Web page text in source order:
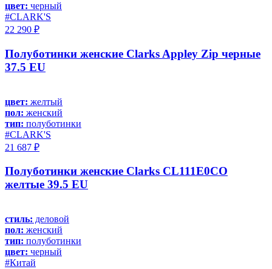
цвет: черный
#CLARK'S
22 290 ₽
Полуботинки женские Clarks Appley Zip черные
37.5 EU
цвет: желтый
пол: женский
тип: полуботинки
#CLARK'S
21 687 ₽
Полуботинки женские Clarks CL111E0CO
желтые 39.5 EU
стиль: деловой
пол: женский
тип: полуботинки
цвет: черный
#Китай